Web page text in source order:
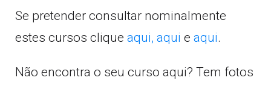
Se pretender consultar nominalmente
estes cursos clique aqui, aqui e aqui.
Não encontra o seu curso aqui? Tem fotos